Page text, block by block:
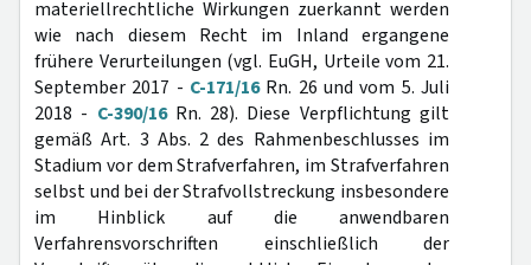
materiellrechtliche Wirkungen zuerkannt werden
wie nach diesem Recht im Inland ergangene
frühere Verurteilungen (vgl. EuGH, Urteile vom 21.
September 2017 - C-171/16Rn. 26 und vom 5. Juli
2018 - C-390/16Rn. 28). Diese Verpflichtung gilt
gemäß Art. 3 Abs. 2 des Rahmenbeschlusses im
Stadium vor dem Strafverfahren, im Strafverfahren
selbst und bei der Strafvollstreckung insbesondere
im Hinblick auf die anwendbaren
Verfahrensvorschriften einschließlich der